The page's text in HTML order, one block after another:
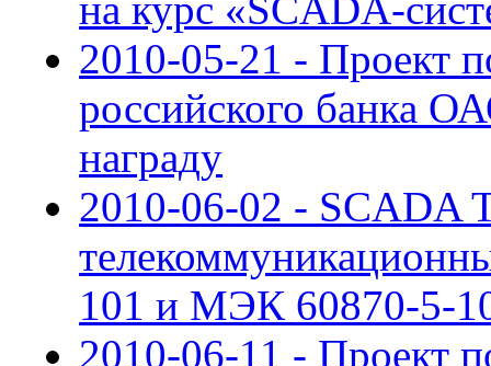
на курс «SCADA-
2010-05-21 - Проект
российского банка
награду
2010-06-02 - SCADA
101 и МЭК 60870-5-
2010-06-11 - Проект